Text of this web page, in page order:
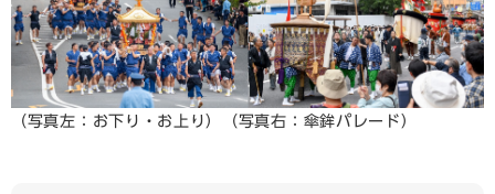
（写真左：お下り・お上り）（写真右：傘鉾パレード）